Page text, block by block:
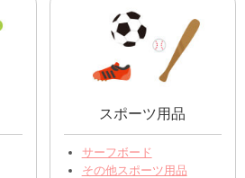
スポーツ用品
サーフボード
その他スポーツ用品